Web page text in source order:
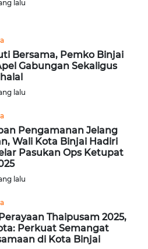
lalu
Bersama, Pemko Binjai
Gabungan Sekaligus
lalu
Pengamanan Jelang
Wali Kota Binjai Hadiri
Pasukan Ops Ketupat
lalu
Thaipusam 2025,
Perkuat Semangat
di Kota Binjai